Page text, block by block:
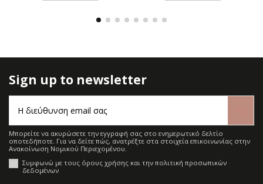
Sign up to newsletter
Μπορείτε να ακυρώσετε την εγγραφή σας στο ενημερωτικό δελτίο
οποτεδήποτε. Για να δείτε πώς, ανατρέξτε στα στοιχεία επικοινωνίας στην
Ανακοίνωση Νομικού Περιεχομένου.
Συμφωνώ με τους όρους χρήσης και την πολιτική προσωπικών
δεδομένων